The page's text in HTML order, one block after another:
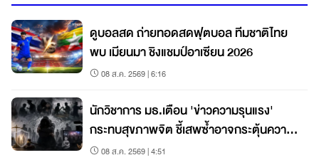
ดูบอลสด ถ่ายทอดสดฟุตบอล ทีมชาติไทย
พบ เมียนมา ชิงแชมป์อาเซียน 2026
08 ส.ค. 2569 | 6:16
นักวิชาการ มธ.เตือน 'ข่าวความรุนแรง'
กระทบสุขภาพจิต ชี้เสพซ้ำอาจกระตุ้นความ
กลัว–วิตกกังวล แนะรัฐ-สื่อร่วมสร้างพื้นที่
08 ส.ค. 2569 | 4:51